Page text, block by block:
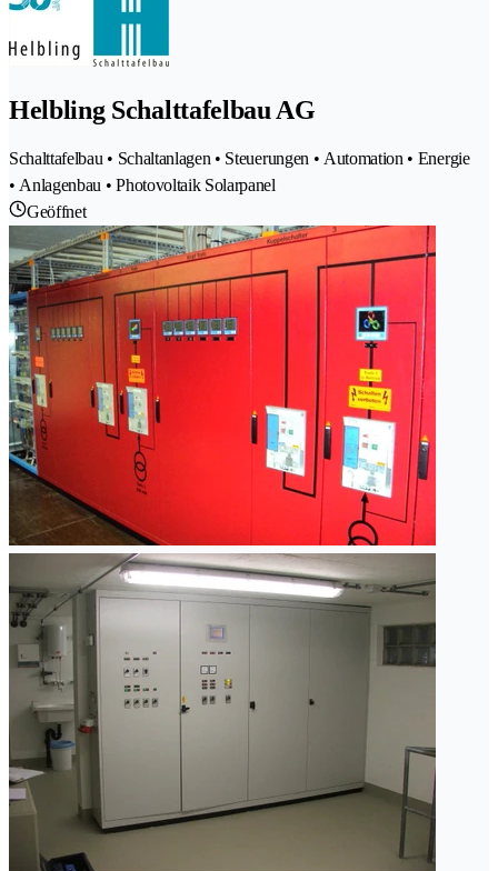
Helbling Schalttafelbau AG
Schalttafelbau • Schaltanlagen • Steuerungen • Automation • Energie
• Anlagenbau • Photovoltaik Solarpanel
Geöffnet